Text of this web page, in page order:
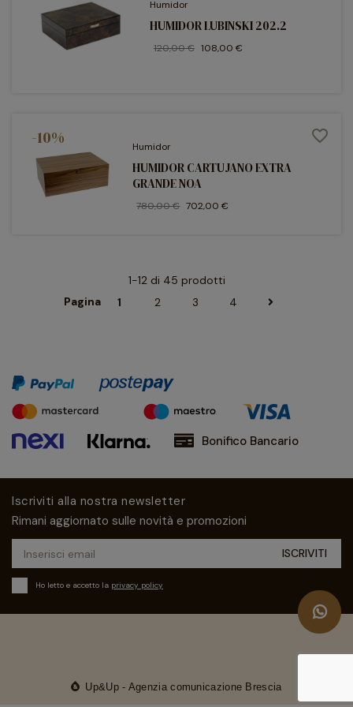
Humidor
HUMIDOR LUBINSKI 202.2
120,00 € 108,00 €
-10% Humidor
HUMIDOR CARTUJANO EXTRA
GRANDE NOA
780,00 € 702,00 €
favorite_border
1-12 di 45 prodotti
Pagina
1 2 3 4
Bonifico Bancario
Iscriviti alla nostra newsletter
Rimani aggiornato sulle novità e promozioni
Ho letto e accetto la privacy policy
Up&Up - Agenzia comunicazione Brescia